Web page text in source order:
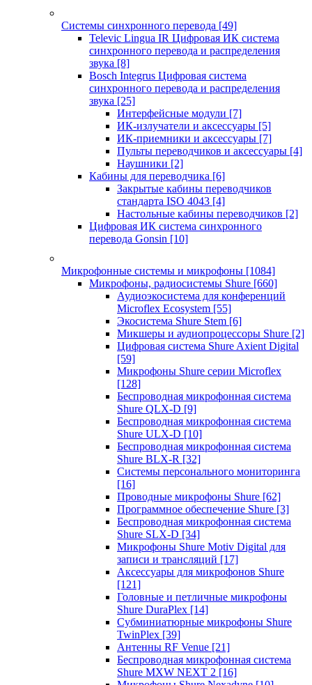
Системы синхронного перевода [49]
Televic Lingua IR Цифровая ИК система
синхронного перевода и распределения
звука [8]
Bosch Integrus Цифровая система
синхронного перевода и распределения
звука [25]
Интерфейсные модули [7]
ИК-излучатели и аксессуары [5]
ИК-приемники и аксессуары [7]
Пульты переводчиков и аксессуары [4]
Наушники [2]
Кабины для переводчика [6]
Закрытые кабины переводчиков
стандарта ISO 4043 [4]
Настольные кабины переводчиков [2]
Цифровая ИК система синхронного
перевода Gonsin [10]
Микрофонные системы и микрофоны [1084]
Микрофоны, радиосистемы Shure [660]
Аудиоэкосистема для конференций
Microflex Ecosystem [55]
Экосистема Shure Stem [6]
Микшеры и аудиопроцессоры Shure [2]
Цифровая система Shure Axient Digital
[59]
Микрофоны Shure серии Microflex
[128]
Беспроводная микрофонная система
Shure QLX-D [9]
Беспроводная микрофонная система
Shure ULX-D [10]
Беспроводная микрофонная система
Shure BLX-R [32]
Системы персонального мониторинга
[16]
Проводные микрофоны Shure [62]
Программное обеспечение Shure [3]
Беспроводная микрофонная система
Shure SLX-D [34]
Микрофоны Shure Motiv Digital для
записи и трансляций [17]
Аксессуары для микрофонов Shure
[121]
Головные и петличные микрофоны
Shure DuraPlex [14]
Субминиатюрные микрофоны Shure
TwinPlex [39]
Антенны RF Venue [21]
Беспроводная микрофонная система
Shure MXW NEXT 2 [16]